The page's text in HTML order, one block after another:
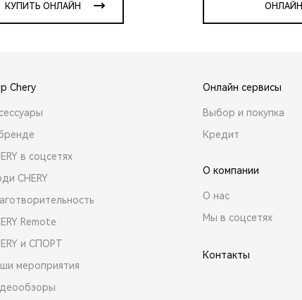
КУПИТЬ ОНЛАЙН
ОНЛАЙН
Chery
в соцсетях
CHERY
Remote
и СПОРТ
мероприятия
Онлайн сервисы
Выбор и покупка
Кредит
О компании
О нас
Мы в соцсетях
Контакты